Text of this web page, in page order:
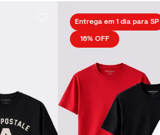
16% OFF
Entrega em 1 dia para SP